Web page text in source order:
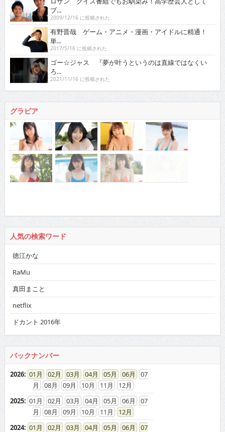
ブ...
2009/12/16 に投稿された
有野晋哉 ゲーム・アニメ・漫画・アイドルに精通！
単...
2017/5/16 に投稿された
ゴー☆ジャス 『夢が叶うというのは直線ではなくい
ろ...
2021/11/16 に投稿された
グラビア
人気の検索ワード
徳江かな
RaMu
真田まこと
netflix
ドカント 2016年
バックナンバー
2026: 01 02 03 04 05 06
07
08
09 10 11
12
2025: 01 02 03 04 05 06
07
08
09 10 11
12
2024: 01 02 03 04 05 06
07